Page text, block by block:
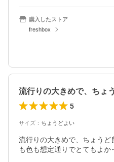
購入したストア
freshbox
5
サイズ ： ちょうどよい
流行りの大きめで、ちょう
も色も想定通りでとてもよか